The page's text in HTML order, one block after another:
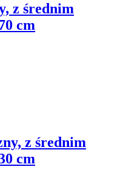
z średnim
cm
z średnim
cm